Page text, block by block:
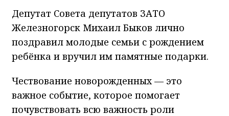
Депутат Совета депутатов ЗАТО
Железногорск Михаил Быков лично
поздравил молодые семьи с рождением
ребёнка и вручил им памятные подарки.
Чествование новорожденных — это
важное событие, которое помогает
почувствовать всю важность роли